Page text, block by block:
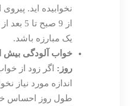
نخوابیده اید.
از 9 صبح
یک مبارزه باشد.
خواب آلودگی بیش
روز: اگر زود از
اندازه مورد نیاز
طول روز احساس